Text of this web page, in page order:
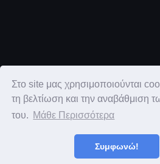
Στο site μας χρησιμοποιούνται
τη βελτίωση και την αναβάθμιση
του. Μάθε Περισσότερα
Συμφωνώ!